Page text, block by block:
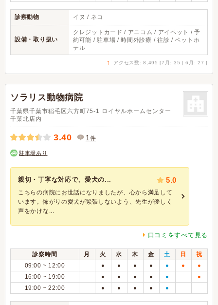
診察動物 イヌ / ネコ
設備・取り扱い
クレジットカード / アニコム / アイペット / 予
約可能 / 駐車場 / 時間外診療 / 往診 / ペットホ
テル
↑ アクセス数: 8,495 [7月: 35 | 6月: 27 ]
ソラリス動物病院
千葉県千葉市稲毛区六方町75-1 ロイヤルホームセンター
千葉北店内
3.40 1件
駐車場あり
親切・丁寧な対応で、愛犬の... 5.0
こちらの病院にお世話になりましたが、心から満足して
います。怖がりの愛犬が緊張しないよう、先生が優しく
声をかけな...
口コミをすべて見る
診察時間 月 火 水 木 金 土 日
祝
09:00 ~ 12:00
● ● ● ● ● ● ●
16:00 ~ 19:00 ● ● ● ● ● ●
19:00 ~ 22:00 ● ● ● ● ●